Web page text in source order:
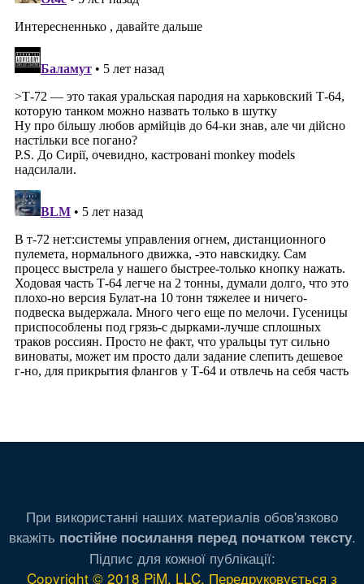
При використанні наших материалів обов'язково
вкажіть постійне посилання перед початком тексту.
Підпис для кожної публікації:
Copyright © 2018 PiM, LLC. Передруковується з